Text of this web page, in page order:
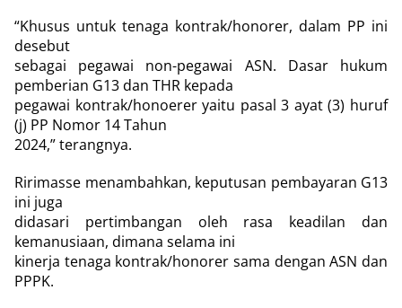
“Khusus untuk tenaga kontrak/honorer, dalam PP ini
desebut
sebagai pegawai non-pegawai ASN. Dasar hukum
pemberian G13 dan THR kepada
pegawai kontrak/honoerer yaitu pasal 3 ayat (3) huruf
(j) PP Nomor 14 Tahun
2024,” terangnya.
Ririmasse menambahkan, keputusan pembayaran G13
ini juga
didasari pertimbangan oleh rasa keadilan dan
kemanusiaan, dimana selama ini
kinerja tenaga kontrak/honorer sama dengan ASN dan
PPPK.